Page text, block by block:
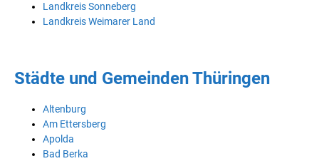
Landkreis Sonneberg
Landkreis Weimarer Land
Städte und Gemeinden Thüringen
Altenburg
Am Ettersberg
Apolda
Bad Berka